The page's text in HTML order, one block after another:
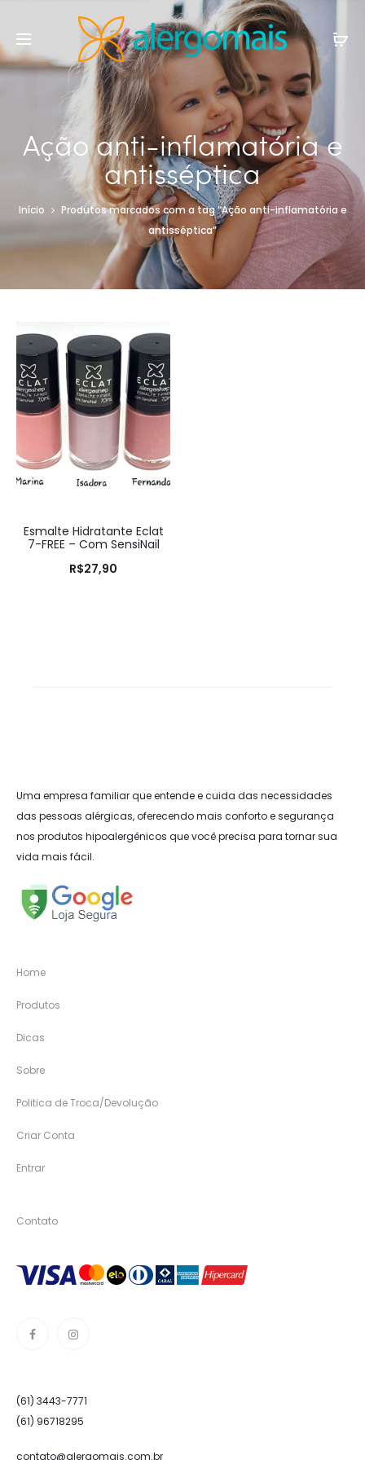
Ação anti-inflamatória e
antisséptica
Início
Produtos marcados com a tag “Ação anti-inflamatória e
antisséptica”
Esmalte Hidratante Eclat
7-FREE – Com SensiNail
R$27,90
Uma empresa familiar que entende e cuida das necessidades
das pessoas alérgicas, oferecendo mais conforto e segurança
nos produtos hipoalergênicos que você precisa para tornar sua
vida mais fácil.
Home
Produtos
Dicas
Sobre
Politica de Troca/Devolução
Criar Conta
Entrar
Contato
(61) 3443-7771
(61) 96718295
contato@alergomais.com.br